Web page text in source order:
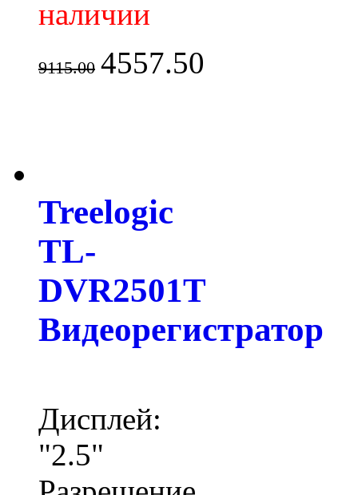
наличии
9115.00 4557.50
Treelogic
TL-
DVR2501T
Видеорегистратор
Дисплей:
"2.5"